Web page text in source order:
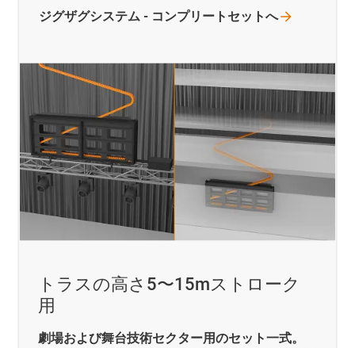
トラスの高さ5〜15mストローク
用
劇場および舞台技術セクター用のセット一式。
ジグザグシステム - コンプリートセットへ